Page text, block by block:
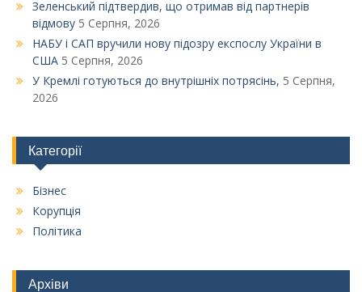
Зеленський підтвердив, що отримав від партнерів
відмову 5 Серпня, 2026
НАБУ і САП вручили нову підозру експослу України в
США 5 Серпня, 2026
У Кремлі готуються до внутрішніх потрясінь, 5 Серпня,
2026
Категорії
Бізнес
Корупція
Політика
Архіви